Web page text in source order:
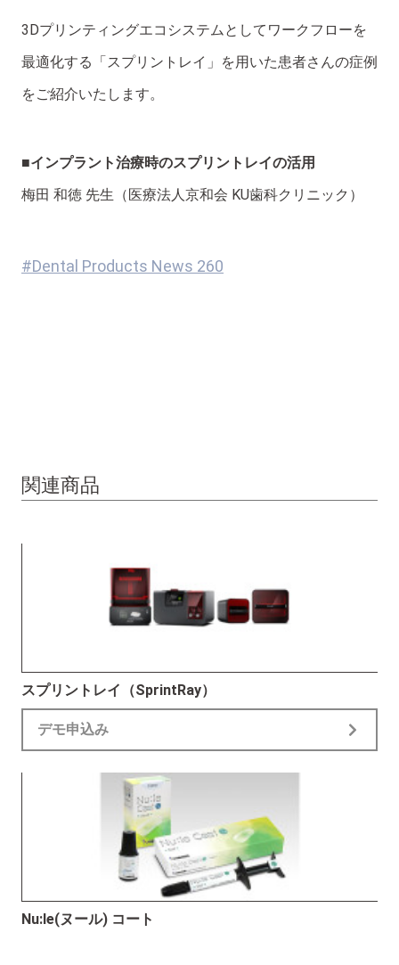
3Dプリンティングエコシステムとしてワークフローを
最適化する「スプリントレイ」を用いた患者さんの症例
をご紹介いたします。
■インプラント治療時のスプリントレイの活用
梅田 和徳 先生（医療法人京和会 KU歯科クリニック）
#Dental Products News 260
関連商品
スプリントレイ（SprintRay）
デモ申込み
Nu:le(ヌール) コート